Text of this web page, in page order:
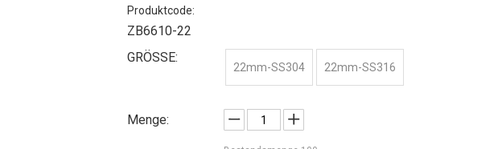
Produktcode:
ZB6610-22
GRÖSSE:
22mm-SS304 22mm-SS316
Menge: